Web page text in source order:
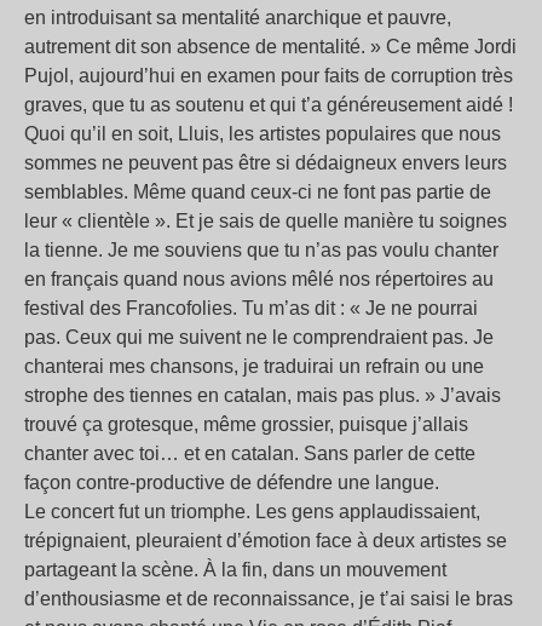
en introduisant sa mentalité anarchique et pauvre,
autrement dit son absence de mentalité. » Ce même Jordi
Pujol, aujourd’hui en examen pour faits de corruption très
graves, que tu as soutenu et qui t’a généreusement aidé !
Quoi qu’il en soit, Lluis, les artistes populaires que nous
sommes ne peuvent pas être si dédaigneux envers leurs
semblables. Même quand ceux-ci ne font pas partie de
leur « clientèle ». Et je sais de quelle manière tu soignes
la tienne. Je me souviens que tu n’as pas voulu chanter
en français quand nous avions mêlé nos répertoires au
festival des Francofolies. Tu m’as dit : « Je ne pourrai
pas. Ceux qui me suivent ne le comprendraient pas. Je
chanterai mes chansons, je traduirai un refrain ou une
strophe des tiennes en catalan, mais pas plus. » J’avais
trouvé ça grotesque, même grossier, puisque j’allais
chanter avec toi… et en catalan. Sans parler de cette
façon contre-productive de défendre une langue.
Le concert fut un triomphe. Les gens applaudissaient,
trépignaient, pleuraient d’émotion face à deux artistes se
partageant la scène. À la fin, dans un mouvement
d’enthousiasme et de reconnaissance, je t’ai saisi le bras